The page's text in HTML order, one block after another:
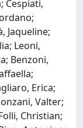
Cespiati,
Jaqueline;
Leoni,
Benzoni,
Erica;
Valter;
Christian;